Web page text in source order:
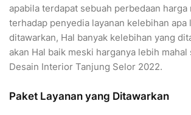
apabila terdapat sebuah perbedaan harga
terhadap penyedia layanan kelebihan apa
ditawarkan, Hal banyak kelebihan yang
akan Hal baik meski harganya lebih mahal
Desain Interior Tanjung Selor 2022.
Paket Layanan yang Ditawarkan